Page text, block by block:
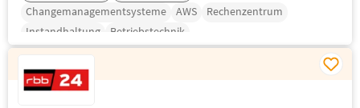
Changemanagementsysteme
AWS
Rechenzentrum
Instandhaltung
Betriebstechnik